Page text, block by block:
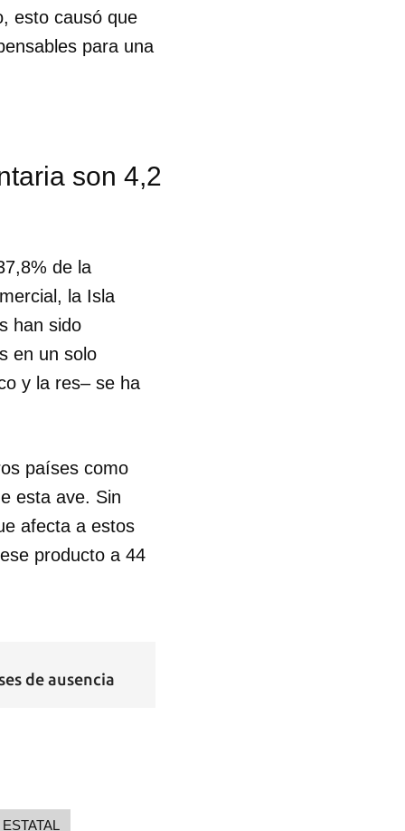
esto causó que
para una
son 4,2
de la
la Isla
han sido
en un solo
y la res– se ha
países como
esta ave. Sin
afecta a estos
producto a 44
de ausencia